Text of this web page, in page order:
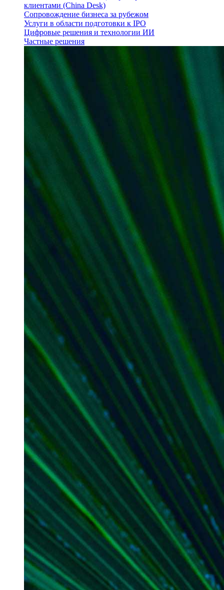
клиентами (China Desk)
Сопровождение бизнеса за рубежом
Услуги в области подготовки к IPO
Цифровые решения и технологии ИИ
Частные решения